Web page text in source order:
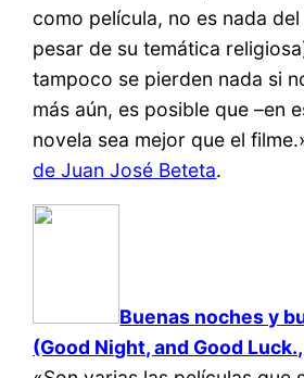
como película, no es nada
pesar de su temática
tampoco se pierden nada si
más aún, es posible que –en
novela sea mejor que el
de Juan José Beteta.
Buenas noches y
(Good Night, and Good